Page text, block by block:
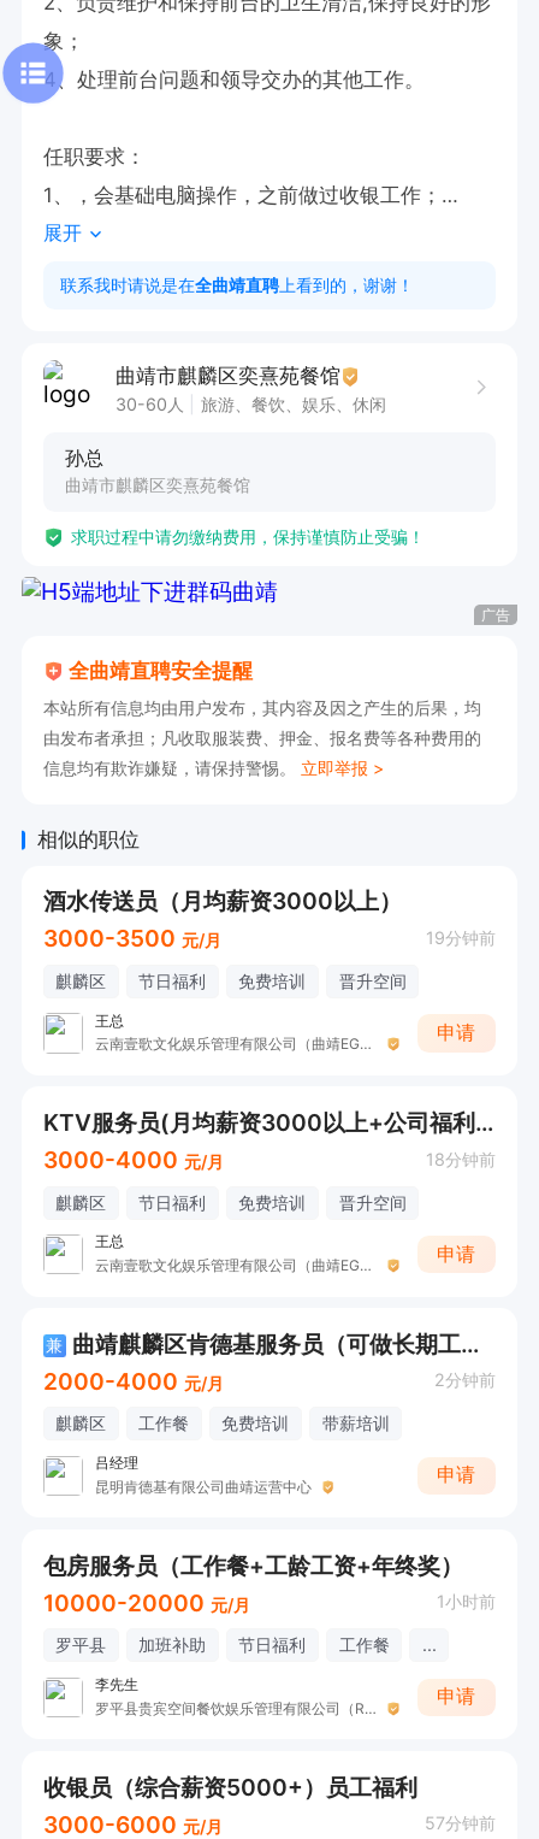
象；
4、处理前台问题和领导交办的其他工作。
任职要求：
1、，会基础电脑操作，之前做过收银工作；
2、踏实肯干，诚恳待人，从容大方，有责任心。
展开
联系我时请说是在全曲靖直聘 上看到的，谢谢！
曲靖市麒麟区奕熹苑餐馆
30-60人 旅游、餐饮、娱乐、休闲
孙总
曲靖市麒麟区奕熹苑餐馆
求职过程中请勿缴纳费用，保持谨慎防止受骗！
广告
全曲靖直聘安全提醒
本站所有信息均由用户发布，其内容及因之产生的后果，均
由发布者承担；凡收取服装费、押金、报名费等各种费用的
信息均有欺诈嫌疑，请保持警惕。 立即举报 >
相似的职位
酒水传送员（月均薪资3000以上）
3000-3500 元/月 19分钟前
麒麟区 节日福利 免费培训 晋升空间
王总
云南壹歌文化娱乐管理有限公司（曲靖EGO-K派对量版）
申请
KTV服务员(月均薪资3000以上+公司福利）
3000-4000 元/月 18分钟前
麒麟区 节日福利 免费培训 晋升空间
王总
云南壹歌文化娱乐管理有限公司（曲靖EGO-K派对量版）
申请
兼
曲靖麒麟区肯德基服务员（可做长期工作优先）
2000-4000 元/月 2分钟前
麒麟区 工作餐 免费培训 带薪培训
吕经理
昆明肯德基有限公司曲靖运营中心
申请
包房服务员（工作餐+工龄工资+年终奖）
10000-20000 元/月 1小时前
罗平县 加班补助 节日福利 工作餐 ...
李先生
罗平县贵宾空间餐饮娱乐管理有限公司（Room酒吧）
申请
收银员（综合薪资5000+）员工福利
3000-6000 元/月 57分钟前